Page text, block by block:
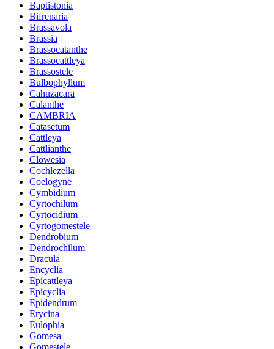
Baptistonia
Bifrenaria
Brassavola
Brassia
Brassocatanthe
Brassocattleya
Brassostele
Bulbophyllum
Cahuzacara
Calanthe
CAMBRIA
Catasetum
Cattleya
Cattlianthe
Clowesia
Cochlezella
Coelogyne
Cymbidium
Cyrtochilum
Cyrtocidium
Cyrtogomestele
Dendrobium
Dendrochilum
Dracula
Encyclia
Epicattleya
Epicyclia
Epidendrum
Erycina
Eulophia
Gomesa
Gomestele